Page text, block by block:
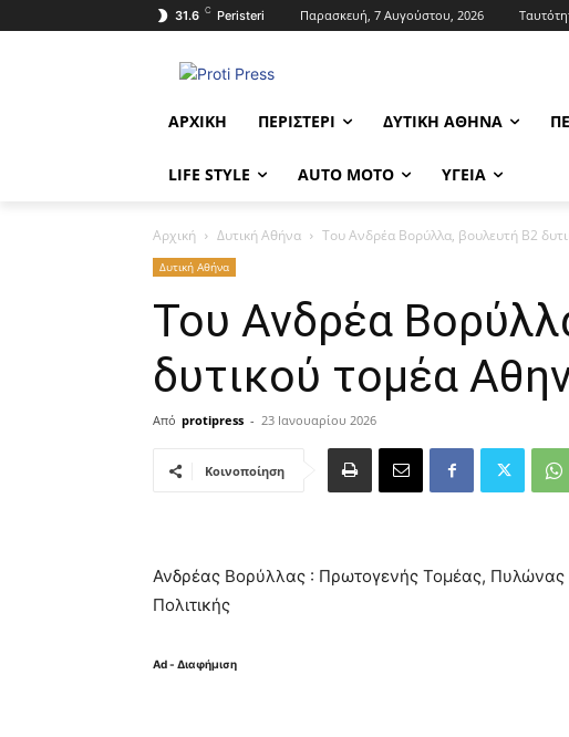
31.6 C Peristeri Παρασκευή, 7 Αυγούστου, 2026
ΑΡΧΙΚΉ ΠΕΡΙΣΤΈΡΙ ΔΥΤΙΚΉ ΑΘΉΝΑ
LIFE STYLE AUTO MOTO ΥΓΕΊΑ
Αρχική Δυτική Αθήνα Του Ανδρέα Βορύλλα, βουλευτή Β2
Δυτική Αθήνα
Του Ανδρέα
δυτικού τομέα
Από protipress - 23 Ιανουαρίου 2026
Κοινοποίηση
Ανδρέας Βορύλλας : Πρωτογενής Τομέας, Πυλώνας
Πολιτικής
Ad - Διαφήμιση